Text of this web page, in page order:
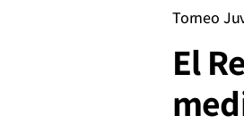
Torneo
El